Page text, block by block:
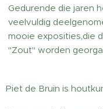
Gedurende die jaren
veelvuldig
mooie exposities,die
"Zout" worden
Piet de Bruin is